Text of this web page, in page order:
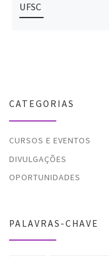
UFSC
CATEGORIAS
CURSOS E EVENTOS
DIVULGAÇÕES
OPORTUNIDADES
PALAVRAS-CHAVE